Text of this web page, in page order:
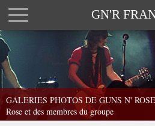
GN'R
GALERIES PHOTOS DE GUNS N'
Rose et des membres du groupe